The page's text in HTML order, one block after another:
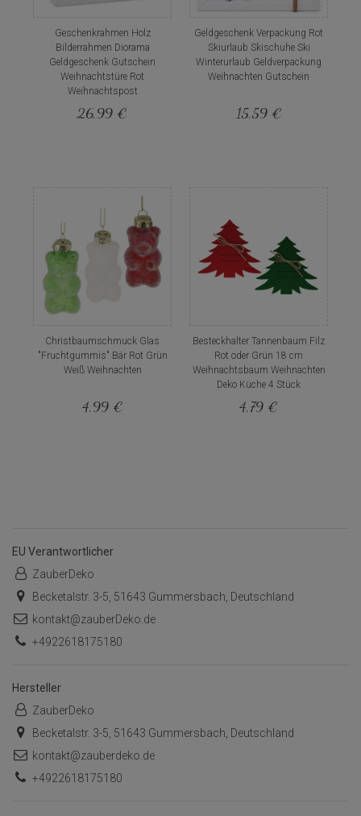
Geschenkrahmen Holz
Bilderrahmen Diorama
Geldgeschenk Gutschein
Weihnachtstüre Rot
Weihnachtspost
26,99 €
Geldgeschenk Verpackung Rot
Skiurlaub Skischuhe Ski
Winterurlaub Geldverpackung
Weihnachten Gutschein
15,59 €
Christbaumschmuck Glas
"Fruchtgummis" Bär Rot Grün
Weiß Weihnachten
4,99 €
Besteckhalter Tannenbaum Filz
Rot oder Grün 18 cm
Weihnachtsbaum Weihnachten
Deko Küche 4 Stück
4,79 €
EU Verantwortlicher
ZauberDeko
Becketalstr. 3-5, 51643 Gummersbach, Deutschland
kontakt@zauberDeko.de
+4922618175180
Hersteller
ZauberDeko
Becketalstr. 3-5, 51643 Gummersbach, Deutschland
kontakt@zauberdeko.de
+4922618175180